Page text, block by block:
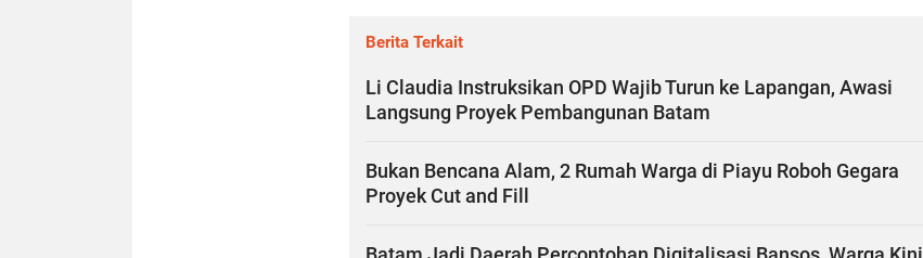
Berita Terkait
Li Claudia Instruksikan OPD Wajib Turun ke Lapangan, Awasi
Langsung Proyek Pembangunan Batam
Bukan Bencana Alam, 2 Rumah Warga di Piayu Roboh Gegara
Proyek Cut and Fill